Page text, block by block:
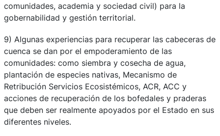
comunidades, academia y sociedad civil) para la
gobernabilidad y gestión territorial.
9) Algunas experiencias para recuperar las cabeceras de
cuenca se dan por el empoderamiento de las
comunidades: como siembra y cosecha de agua,
plantación de especies nativas, Mecanismo de
Retribución Servicios Ecosistémicos, ACR, ACC y
acciones de recuperación de los bofedales y praderas
que deben ser realmente apoyados por el Estado en sus
diferentes niveles.